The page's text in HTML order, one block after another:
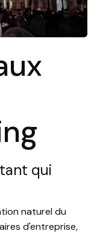
qui
naturel du
d'entreprise,